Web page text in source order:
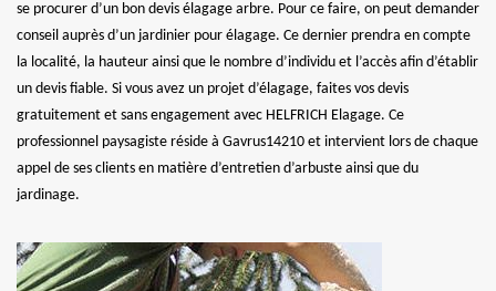
se procurer d’un bon devis élagage arbre. Pour ce faire, on peut demander
conseil auprès d’un jardinier pour élagage. Ce dernier prendra en compte
la localité, la hauteur ainsi que le nombre d’individu et l’accès afin d’établir
un devis fiable. Si vous avez un projet d’élagage, faites vos devis
gratuitement et sans engagement avec HELFRICH Elagage. Ce
professionnel paysagiste réside à Gavrus14210 et intervient lors de chaque
appel de ses clients en matière d’entretien d’arbuste ainsi que du
jardinage.